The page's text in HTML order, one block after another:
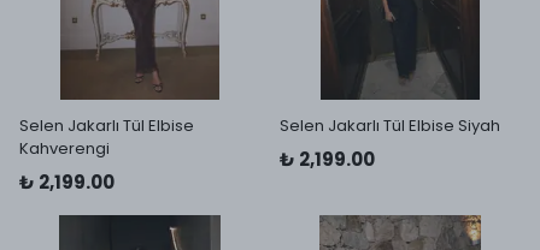
Selen Jakarlı Tül Elbise
Kahverengi
₺ 2,199.00
Selen Jakarlı Tül Elbise Siyah
₺ 2,199.00